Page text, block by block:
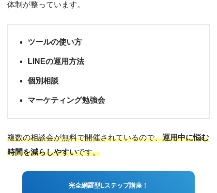
体制が整っています。
ツールの使い方
LINEの運用方法
個別相談
マーケティング勉強会
複数の相談会が無料で開催されているので、運用中に悩む
時間を減らしやすいです。
完全網羅型Lステップ講座！